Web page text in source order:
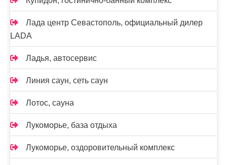
Лада центр Севастополь, официальный дилер
LADA
Ладья, автосервис
Линия саун, сеть саун
Лотос, сауна
Лукоморье, база отдыха
Лукоморье, оздоровительный комплекс